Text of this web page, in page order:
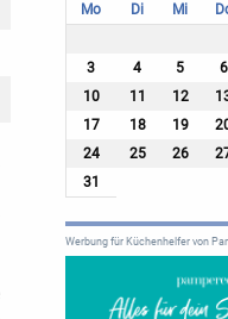
Mo Di Mi
3
4 5 6
10
11 12
17
18 19
24
25 26
31
Werbung für Küchenhelfer von